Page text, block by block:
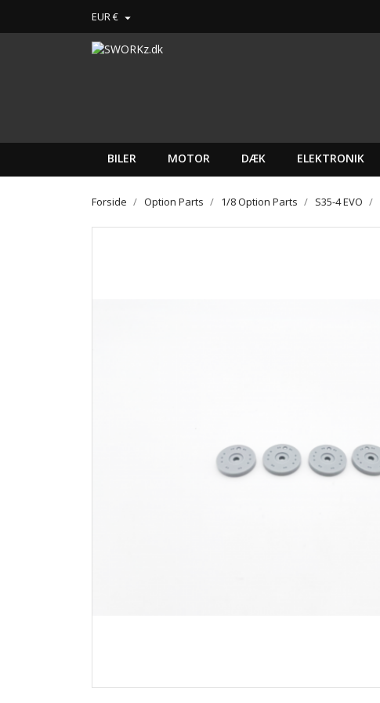
EUR € 
BILER MOTOR DÆK ELEKTRONIK
Forside Option Parts 1/8 Option Parts S35-4 EVO